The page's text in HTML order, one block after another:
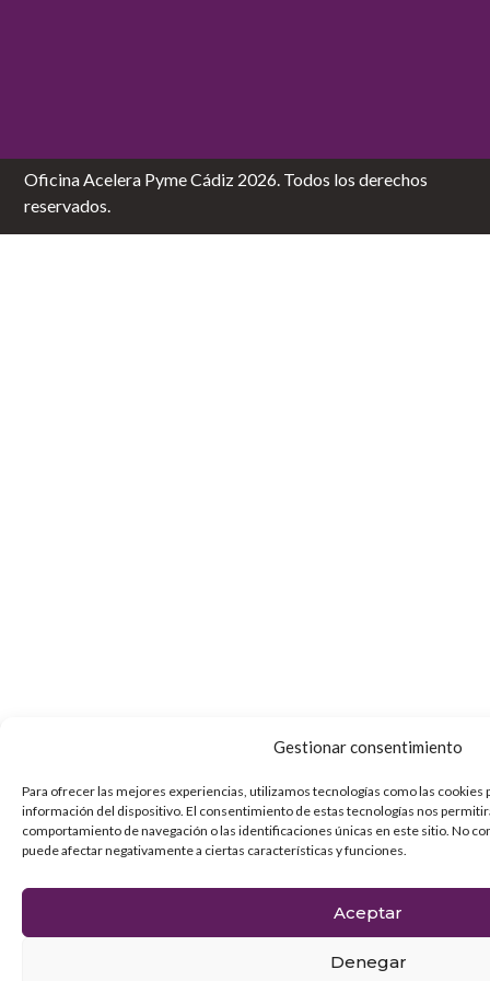
Gestionar consentimiento
Para ofrecer las mejores experiencias, utilizamos tecnologías como las cookies
información del dispositivo. El consentimiento de estas tecnologías nos
comportamiento de navegación o las identificaciones únicas en este sitio. No
puede afectar negativamente a ciertas características y funciones.
Aceptar
Denegar
Oficina Acelera Pyme Cádiz 2026. Todos los derechos
reservados.